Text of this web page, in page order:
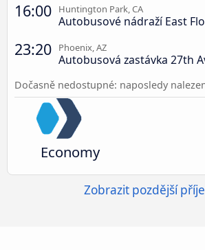
16:00 Huntington Park, CA
Autobusové nádraží East
23:20 Phoenix, AZ
Autobusová zastávka 27th
Dočasně nedostupné: naposledy
Economy
Zobrazit pozdější